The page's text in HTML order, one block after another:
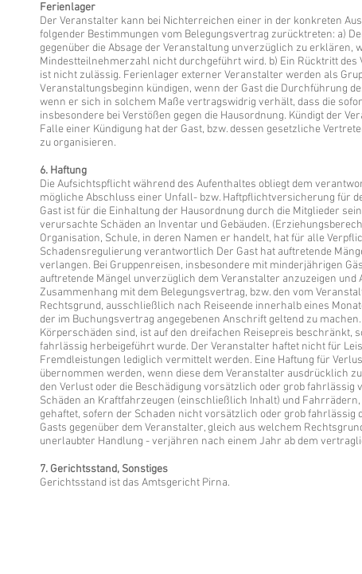
Ferienlager
Der Veranstalter kann bei Nichterreichen einer in der konkreten
folgender Bestimmungen vom Belegungsvertrag zurücktreten: a)
gegenüber die Absage der Veranstaltung unverzüglich zu
Mindestteilnehmerzahl nicht durchgeführt wird. b) Ein Rücktritt
ist nicht zulässig. Ferienlager externer Veranstalter werden als
Veranstaltungsbeginn kündigen, wenn der Gast die Durchführung
wenn er sich in solchem Maße vertragswidrig verhält, dass die
insbesondere bei Verstößen gegen die Hausordnung. Kündigt der
Falle einer Kündigung hat der Gast, bzw. dessen gesetzliche
zu organisieren.
6. Haftung
Die Aufsichtspflicht während des Aufenthaltes obliegt dem
mögliche Abschluss einer Unfall- bzw. Haftpflichtversicherung für
Gast ist für die Einhaltung der Hausordnung durch die Mitglieder
verursachte Schäden an Inventar und Gebäuden.
Organisation, Schule, in deren Namen er handelt, hat für alle
Schadensregulierung verantwortlich Der Gast hat auftretende
verlangen. Bei Gruppenreisen, insbesondere mit minderjährigen
auftretende Mängel unverzüglich dem Veranstalter anzuzeigen
Zusammenhang mit dem Belegungsvertrag, bzw. den vom
Rechtsgrund, ausschließlich nach Reiseende innerhalb eines
der im Buchungsvertrag angegebenen Anschrift geltend zu
Körperschäden sind, ist auf den dreifachen Reisepreis beschränkt,
fahrlässig herbeigeführt wurde. Der Veranstalter haftet nicht für
Fremdleistungen lediglich vermittelt werden. Eine Haftung für
übernommen werden, wenn diese dem Veranstalter ausdrücklich
den Verlust oder die Beschädigung vorsätzlich oder grob
Schäden an Kraftfahrzeugen (einschließlich Inhalt) und
gehaftet, sofern der Schaden nicht vorsätzlich oder grob
Gasts gegenüber dem Veranstalter, gleich aus welchem
unerlaubter Handlung - verjähren nach einem Jahr ab dem
7. Gerichtsstand, Sonstiges
Gerichtsstand ist das Amtsgericht Pirna.